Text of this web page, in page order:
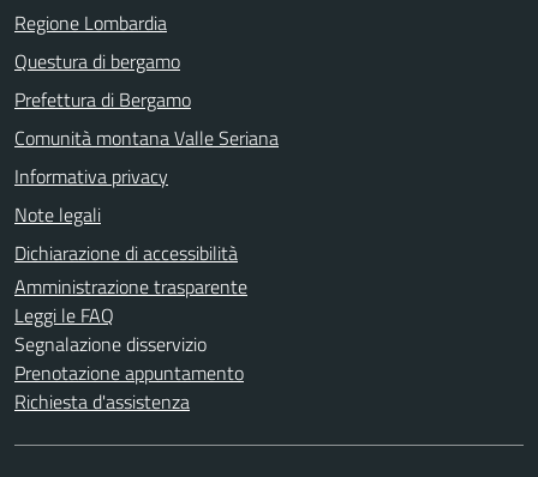
Regione Lombardia
Questura di bergamo
Prefettura di Bergamo
Comunità montana Valle Seriana
Informativa privacy
Note legali
Dichiarazione di accessibilità
Amministrazione trasparente
Leggi le FAQ
Segnalazione disservizio
Prenotazione appuntamento
Richiesta d'assistenza